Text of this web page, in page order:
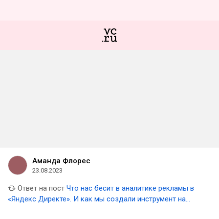
Аманда Флорес
23.08.2023
Ответ на пост Что нас бесит в аналитике рекламы в
«Яндекс Директе». И как мы создали инструмент на